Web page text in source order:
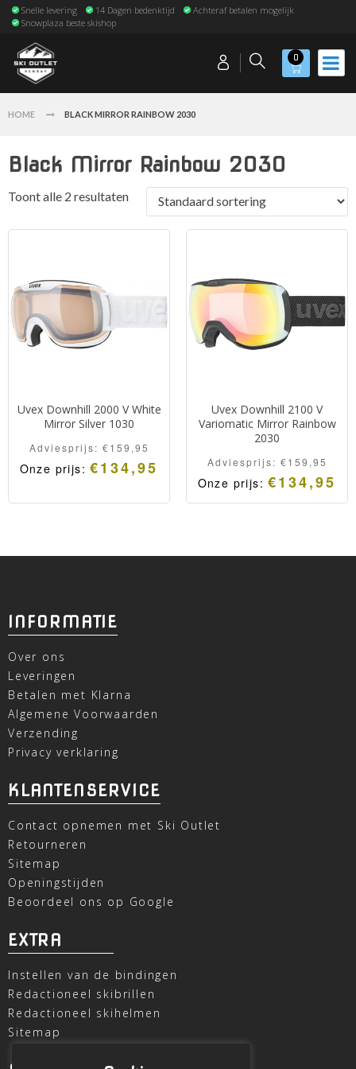
Snelle levering 14 Dagen bedenktijd
Achteraf betalen mogelijk
Snowplaza beste skishop
0
HOME BLACK MIRROR RAINBOW 2030
Black Mirror Rainbow 2030
Toont alle 2 resultaten
Uvex Downhill 2000 V White
Mirror Silver 1030
Adviesprijs: €159,95
Onze prijs:€134,95
Uvex Downhill 2100 V
Variomatic Mirror Rainbow
2030
Adviesprijs: €159,95
Onze prijs:€134,95
INFORMATIE
Over ons
Leveringen
Betalen met Klarna
Algemene Voorwaarden
Verzending
Privacy verklaring
KLANTENSERVICE
Contact opnemen met Ski Outlet
Retourneren
Sitemap
Openingstijden
Beoordeel ons op Google
EXTRA
Instellen van de bindingen
Redactioneel skibrillen
Redactioneel skihelmen
Sitemap